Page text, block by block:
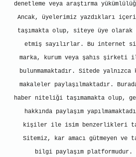
denetleme veya araştırma
Ancak, üyelerimiz yazdıkları
taşımakta olup, siteye üye olarak
etmiş sayılırlar. Bu internet
marka, kurum veya şahıs şirketi
bulunmamaktadır. Sitede yalnızca
makaleler paylaşılmaktadır.
haber niteliği taşımamakta olup,
hakkında paylaşım
kişiler ile isim benzerlikleri
Sitemiz, kar amacı gütmeyen ve
bilgi paylaşım platformudur.